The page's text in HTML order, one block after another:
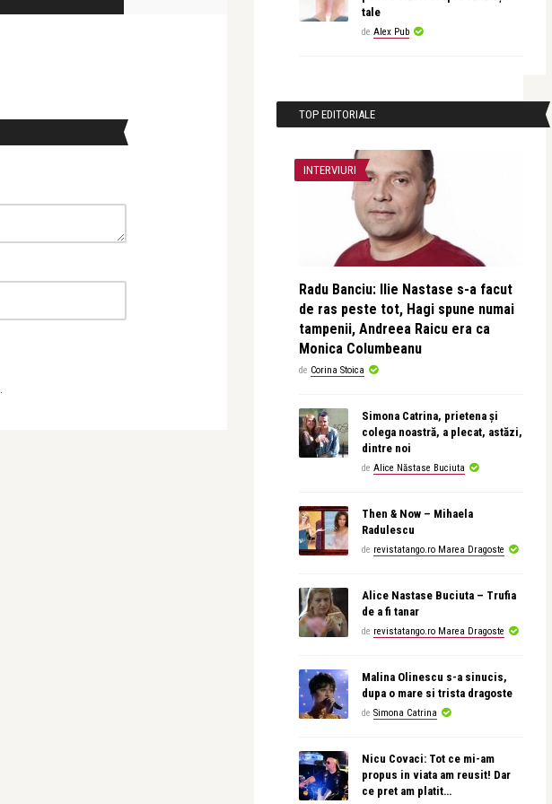
tale
de Alex Pub
TOP EDITORIALE
INTERVIURI
Radu Banciu: Ilie Nastase s-a facut
de ras peste tot, Hagi spune numai
tampenii, Andreea Raicu era ca
Monica Columbeanu
de Corina Stoica
Simona Catrina, prietena și
colega noastră, a plecat, astăzi,
dintre noi
de Alice Năstase Buciuta
Then & Now – Mihaela
Radulescu
de revistatango.ro Marea Dragoste
Alice Nastase Buciuta – Trufia
de a fi tanar
de revistatango.ro Marea Dragoste
Malina Olinescu s-a sinucis,
dupa o mare si trista dragoste
de Simona Catrina
Nicu Covaci: Tot ce mi-am
propus in viata am reusit! Dar
ce pret am platit…